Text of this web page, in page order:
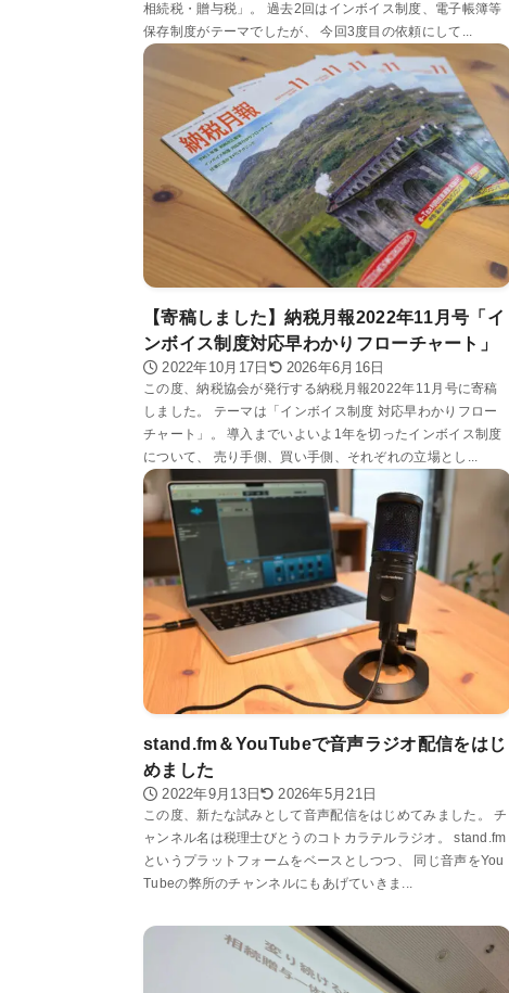
相続税・贈与税」。 過去2回はインボイス制度、電子帳簿等
保存制度がテーマでしたが、 今回3度目の依頼にして...
【寄稿しました】納税月報2022年11月号「イ
ンボイス制度対応早わかりフローチャート」
2022年10月17日 2026年6月16日
この度、納税協会が発行する納税月報2022年11月号に寄稿
しました。 テーマは「インボイス制度 対応早わかりフロー
チャート」。 導入までいよいよ1年を切ったインボイス制度
について、 売り手側、買い手側、それぞれの立場とし...
stand.fm＆YouTubeで音声ラジオ配信をはじ
めました
2022年9月13日 2026年5月21日
この度、新たな試みとして音声配信をはじめてみました。 チ
ャンネル名は税理士びとうのコトカラテルラジオ。 stand.fm
というプラットフォームをベースとしつつ、 同じ音声をYou
Tubeの弊所のチャンネルにもあげていきま...